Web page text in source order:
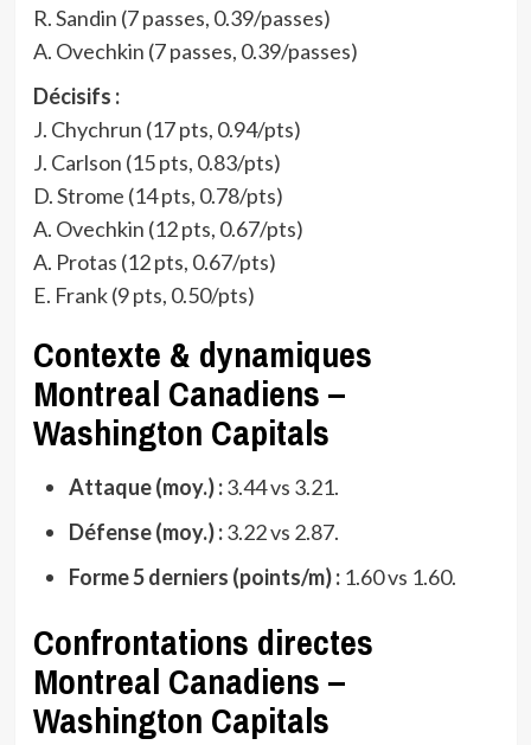
R. Sandin (7 passes, 0.39/passes)
A. Ovechkin (7 passes, 0.39/passes)
Décisifs :
J. Chychrun (17 pts, 0.94/pts)
J. Carlson (15 pts, 0.83/pts)
D. Strome (14 pts, 0.78/pts)
A. Ovechkin (12 pts, 0.67/pts)
A. Protas (12 pts, 0.67/pts)
E. Frank (9 pts, 0.50/pts)
Contexte & dynamiques
Montreal Canadiens –
Washington Capitals
Attaque (moy.) :3.44 vs 3.21.
Défense (moy.) :3.22 vs 2.87.
Forme 5 derniers (points/m) :1.60 vs 1.60.
Confrontations directes
Montreal Canadiens –
Washington Capitals